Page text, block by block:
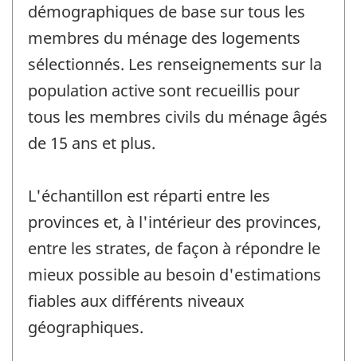
démographiques de base sur tous les
membres du ménage des logements
sélectionnés. Les renseignements sur la
population active sont recueillis pour
tous les membres civils du ménage âgés
de 15 ans et plus.
L'échantillon est réparti entre les
provinces et, à l'intérieur des provinces,
entre les strates, de façon à répondre le
mieux possible au besoin d'estimations
fiables aux différents niveaux
géographiques.